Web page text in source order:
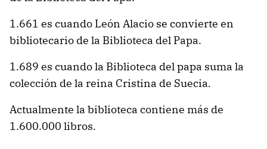
1.661 es cuando León Alacio se convierte en
bibliotecario de la Biblioteca del Papa.
1.689 es cuando la Biblioteca del papa suma la
colección de la reina Cristina de Suecia.
Actualmente la biblioteca contiene más de
1.600.000 libros.